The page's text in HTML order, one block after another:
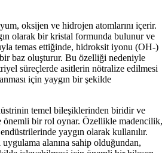
oksijen ve hidrojen atomlarını içerir.
olarak bir kristal formunda bulunur ve
temas ettiğinde, hidroksit iyonu (OH-)
bir baz oluşturur. Bu özelliği nedeniyle
süreçlerde asitlerin nötralize edilmesi
için yaygın bir şekilde
temel bileşiklerinden biridir ve
önemli bir rol oynar. Özellikle madencilik,
yaygın olarak kullanılır.
alanına sahip olduğundan,